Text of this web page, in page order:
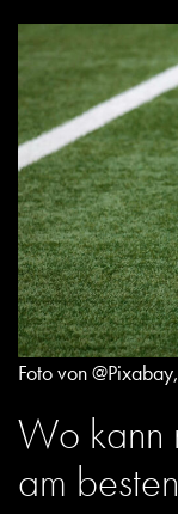
Foto von
Wo kann
am